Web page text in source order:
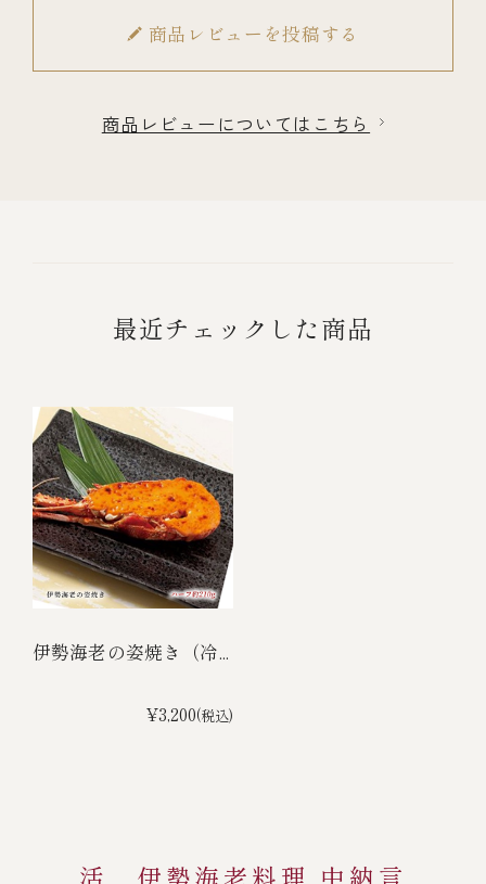
商品レビューを投稿する
商品レビューについてはこちら
最近チェックした商品
伊勢海老の姿焼き（冷...
¥3,200(税込)
活 伊勢海老料理 中納言